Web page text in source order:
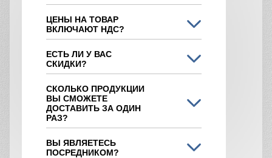
ЦЕНЫ НА ТОВАР
ВКЛЮЧАЮТ НДС?
ЕСТЬ ЛИ У ВАС
СКИДКИ?
СКОЛЬКО ПРОДУКЦИИ
ВЫ СМОЖЕТЕ
ДОСТАВИТЬ ЗА ОДИН
РАЗ?
ВЫ ЯВЛЯЕТЕСЬ
ПОСРЕДНИКОМ?